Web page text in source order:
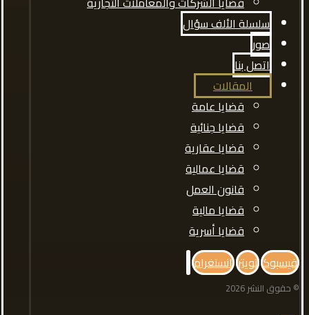
سلسلة الألف سؤال
صور
اتصل بنا
المقالات
قضايا عامة
قضايا جنائية
قضايا عقارية
قضايا عمالية
قانون العمل
قضايا مالية
قضايا أسرية
فيسبوك تويتر انستغرام
© حقوق النشر 2026